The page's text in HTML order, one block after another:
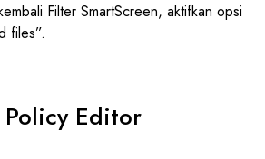
Filter SmartScreen, aktifkan opsi
files”.
Editor